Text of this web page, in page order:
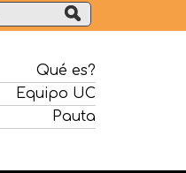
Qué es?
Equipo UC
Pauta